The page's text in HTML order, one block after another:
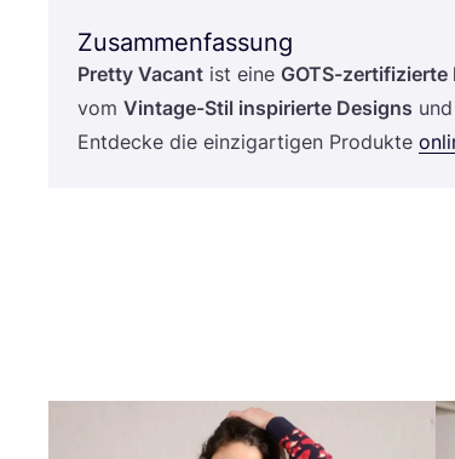
Zusammenfassung
Pret­ty Vacant ist eine GOTS-zer­ti­fi­zier­te
vom Vin­ta­ge-Stil inspi­rier­te Designs
Ent­de­cke die ein­zig­ar­ti­gen Pro­duk­te